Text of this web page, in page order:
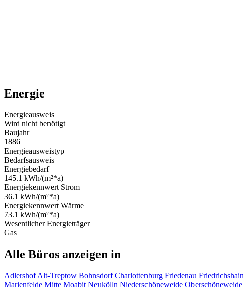
Energie
Energieausweis
Wird nicht benötigt
Baujahr
1886
Energieausweistyp
Bedarfsausweis
Energiebedarf
145.1 kWh/(m²*a)
Energiekennwert Strom
36.1 kWh/(m²*a)
Energiekennwert Wärme
73.1 kWh/(m²*a)
Wesentlicher Energieträger
Gas
Alle Büros anzeigen in
Adlershof Alt-Treptow Bohnsdorf Charlottenburg Friedenau Friedrichshain
Marienfelde Mitte Moabit Neukölln Niederschöneweide Oberschöneweide